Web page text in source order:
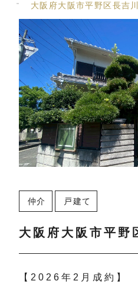
大阪府大阪市平野区長吉
仲介 戸建て
大阪府大阪市平野
【2026年2月成約】